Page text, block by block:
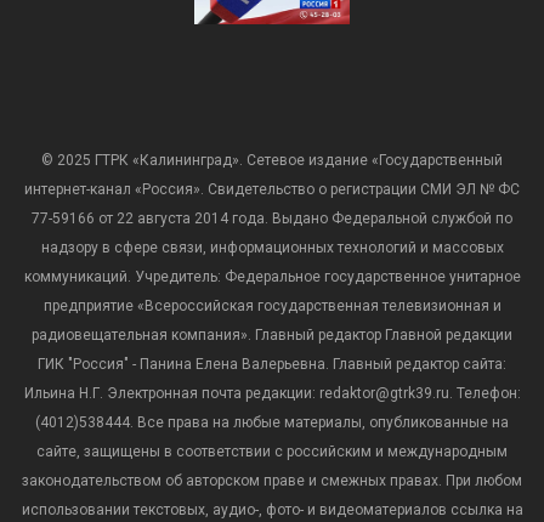
© 2025 ГТРК «Калининград». Сетевое издание «Государственный
интернет-канал «Россия». Свидетельство о регистрации СМИ ЭЛ № ФС
77-59166 от 22 августа 2014 года. Выдано Федеральной службой по
надзору в сфере связи, информационных технологий и массовых
коммуникаций. Учредитель: Федеральное государственное унитарное
предприятие «Всероссийская государственная телевизионная и
радиовещательная компания». Главный редактор Главной редакции
ГИК "Россия" - Панина Елена Валерьевна. Главный редактор сайта:
Ильина Н.Г. Электронная почта редакции: redaktor@gtrk39.ru. Телефон:
(4012)538444. Все права на любые материалы, опубликованные на
сайте, защищены в соответствии с российским и международным
законодательством об авторском праве и смежных правах. При любом
использовании текстовых, аудио-, фото- и видеоматериалов ссылка на